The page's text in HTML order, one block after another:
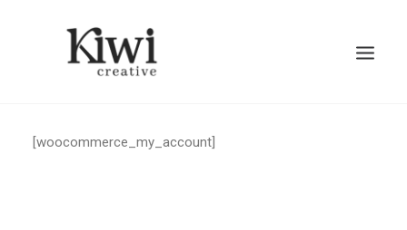
[woocommerce_my_account]